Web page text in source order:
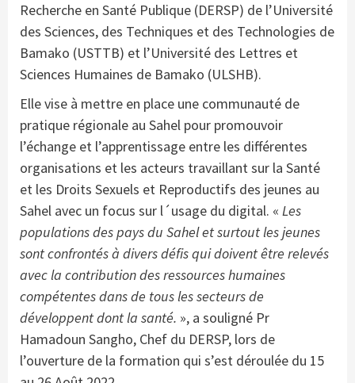
Recherche en Santé Publique (DERSP) de l’Université
des Sciences, des Techniques et des Technologies de
Bamako (USTTB) et l’Université des Lettres et
Sciences Humaines de Bamako (ULSHB).
Elle vise à mettre en place une communauté de
pratique régionale au Sahel pour promouvoir
l’échange et l’apprentissage entre les différentes
organisations et les acteurs travaillant sur la Santé
et les Droits Sexuels et Reproductifs des jeunes au
Sahel avec un focus sur l´usage du digital. « Les
populations des pays du Sahel et surtout les jeunes
sont confrontés à divers défis qui doivent être relevés
avec la contribution des ressources humaines
compétentes dans de tous les secteurs de
développent dont la santé. », a souligné Pr
Hamadoun Sangho, Chef du DERSP, lors de
l’ouverture de la formation qui s’est déroulée du 15